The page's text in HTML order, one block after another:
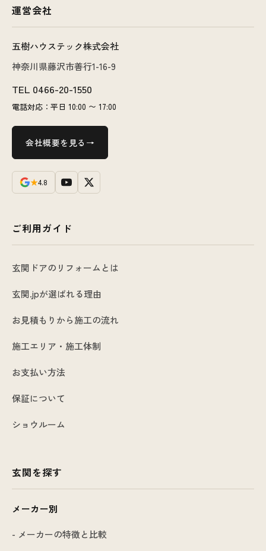
運営会社
五樹ハウステック株式会社
神奈川県藤沢市善行1-16-9
TEL 0466-20-1550
電話対応：平日 10:00 〜 17:00
会社概要を見る
★4.8
ご利用ガイド
玄関ドアのリフォームとは
玄関.jpが選ばれる理由
お見積もりから施工の流れ
施工エリア・施工体制
お支払い方法
保証について
ショウルーム
玄関を探す
メーカー別
- メーカーの特徴と比較